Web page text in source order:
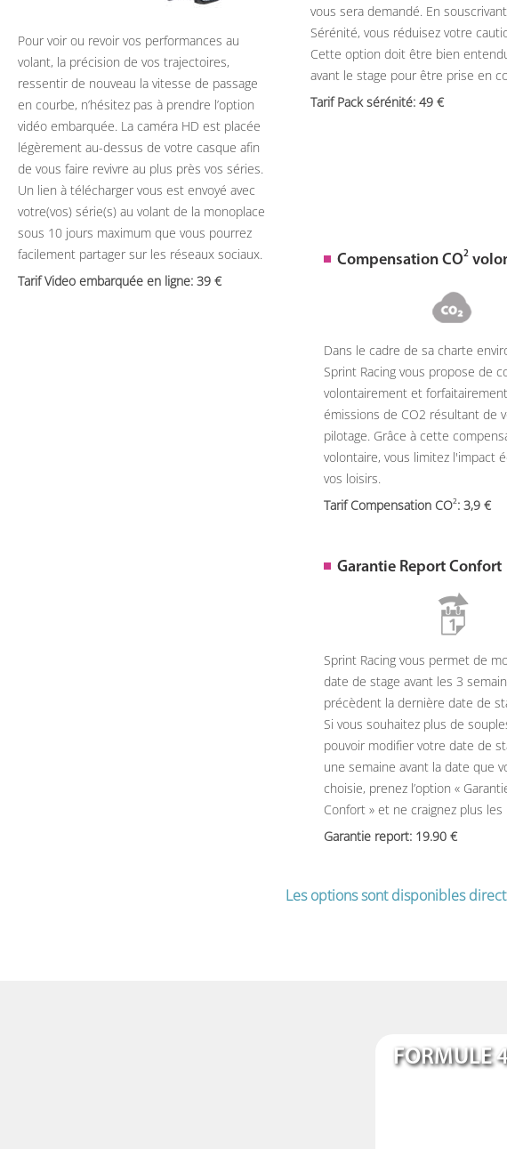
Pour voir ou revoir vos performances au
volant, la précision de vos trajectoires,
ressentir de nouveau la vitesse de passage
en courbe, n’hésitez pas à prendre l’option
vidéo embarquée. La caméra HD est placée
légèrement au-dessus de votre casque afin
de vous faire revivre au plus près vos séries.
Un lien à télécharger vous est envoyé avec
votre(vos) série(s) au volant de la monoplace
sous 10 jours maximum que vous pourrez
facilement partager sur les réseaux sociaux.
Tarif Video embarquée en ligne: 39
vous sera demandé. En
Sérénité, vous réduisez votre
Cette option doit être bien
avant le stage pour être prise en
Tarif Pack sérénité: 49
Compensation CO2
Dans le cadre de sa charte
Sprint Racing vous propose de
volontairement et
émissions de CO2 résultant de
pilotage. Grâce à cette
volontaire, vous limitez l'impact
vos loisirs.
Tarif Compensation CO2: 3,9
Garantie Report Confort
Sprint Racing vous permet de
date de stage avant les 3
précèdent la dernière date de
Si vous souhaitez plus de
pouvoir modifier votre date de
une semaine avant la date que
choisie, prenez l’option «
Confort » et ne craignez plus les
Garantie report: 19.90
Les options sont disponibles
FORMULE